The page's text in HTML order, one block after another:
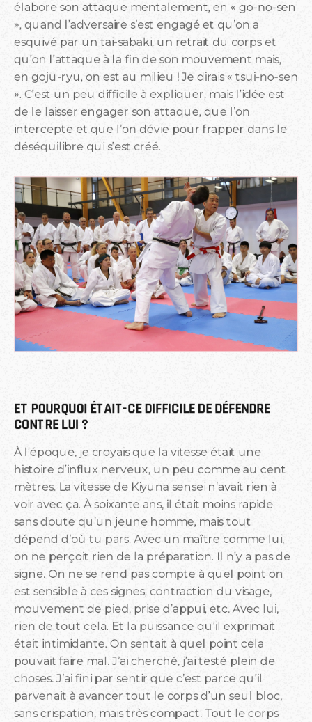
élabore son attaque mentalement, en « go-no-sen
», quand l’adversaire s’est engagé et qu’on a
esquivé par un tai-sabaki, un retrait du corps et
qu’on l’attaque à la fin de son mouvement mais,
en goju-ryu, on est au milieu ! Je dirais « tsui-no-sen
». C’est un peu difficile à expliquer, mais l’idée est
de le laisser engager son attaque, que l’on
intercepte et que l’on dévie pour frapper dans le
déséquilibre qui s’est créé.
ET POURQUOI ÉTAIT-CE DIFFICILE DE DÉFENDRE
CONTRE LUI ?
À l’époque, je croyais que la vitesse était une
histoire d’influx nerveux, un peu comme au cent
mètres. La vitesse de Kiyuna sensei n’avait rien à
voir avec ça. À soixante ans, il était moins rapide
sans doute qu’un jeune homme, mais tout
dépend d’où tu pars. Avec un maître comme lui,
on ne perçoit rien de la préparation. Il n’y a pas de
signe. On ne se rend pas compte à quel point on
est sensible à ces signes, contraction du visage,
mouvement de pied, prise d’appui, etc. Avec lui,
rien de tout cela. Et la puissance qu’il exprimait
était intimidante. On sentait à quel point cela
pouvait faire mal. J’ai cherché, j’ai testé plein de
choses. J’ai fini par sentir que c’est parce qu’il
parvenait à avancer tout le corps d’un seul bloc,
sans crispation, mais très compact. Tout le corps